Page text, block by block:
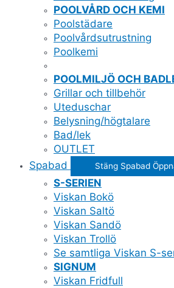
POOLVÅRD OCH KEMI
Poolstädare
Poolvårdsutrustning
Poolkemi
POOLMILJÖ OCH
Grillar och tillbehör
Uteduschar
Belysning/högtalare
Bad/lek
OUTLET
Spabad
Stäng Spabad
S-SERIEN
Viskan Bokö
Viskan Saltö
Viskan Sandö
Viskan Trollö
Se samtliga Viskan S-
SIGNUM
Viskan Fridfull